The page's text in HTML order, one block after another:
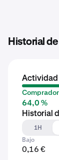
Historial
Actividad
64,0 %
Historial
1H
Bajo
0,16 €